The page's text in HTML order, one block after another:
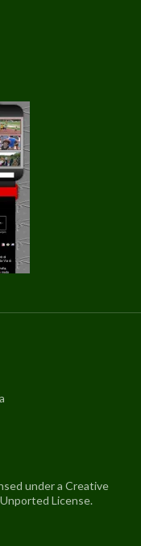
under a Creative
License.